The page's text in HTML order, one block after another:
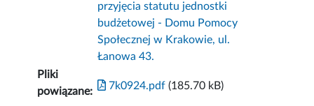
przyjęcia statutu jednostki
budżetowej - Domu Pomocy
Społecznej w Krakowie, ul.
Łanowa 43.
Pliki
powiązane:
7k0924.pdf (185.70 kB)